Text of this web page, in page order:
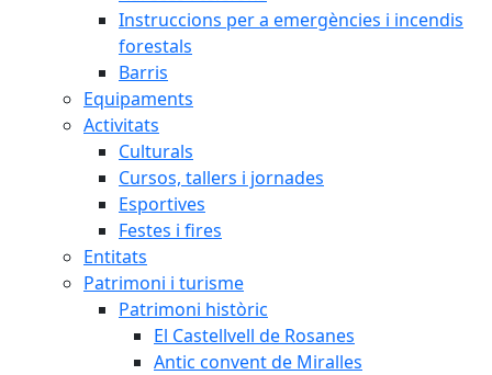
Instruccions per a emergències i incendis
forestals
Barris
Equipaments
Activitats
Culturals
Cursos, tallers i jornades
Esportives
Festes i fires
Entitats
Patrimoni i turisme
Patrimoni històric
El Castellvell de Rosanes
Antic convent de Miralles